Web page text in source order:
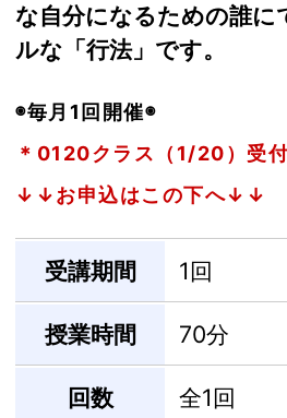
な自分になるための誰に
ルな「行法」です。
◉毎月1回開催◉
＊0120クラス（1/20）受付
↓↓お申込はこの下へ↓↓
受講期間 1回
授業時間 70分
回数 全1回